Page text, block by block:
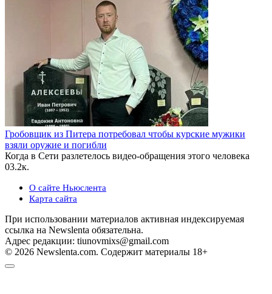
Гробовщик из Питера потребовал чтобы курские мужики
взяли оружие и погибли
Когда в Сети разлетелось видео-обращения этого человека
03.2к.
О сайте Ньюслента
Карта сайта
При использовании материалов активная индексируемая
ссылка на Newslenta обязательна.
Адрес редакции: tiunovmixs@gmail.com
© 2026 Newslenta.com. Содержит материалы 18+